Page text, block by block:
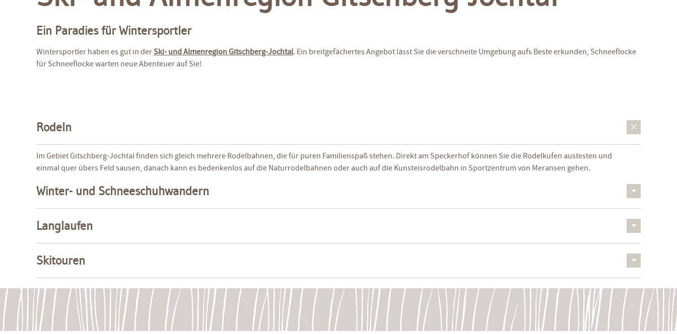
Ein Paradies für Wintersportler
Wintersportler haben es gut in derSki- und Almenregion Gitschberg-Jochtal. Ein breitgefächertes Angebot lässt Sie die verschneite Umgebung aufs Beste erkunden, Schneeflocke
für Schneeflocke warten neue Abenteuer auf Sie!
Rodeln
Im Gebiet Gitschberg-Jochtal finden sich gleich mehrere Rodelbahnen, die für puren Familienspaß stehen. Direkt am Speckerhof können Sie die Rodelkufen austesten und
einmal quer übers Feld sausen, danach kann es bedenkenlos auf die Naturrodelbahnen oder auch auf die Kunsteisrodelbahn in Sportzentrum von Meransen gehen.
Winter- und Schneeschuhwandern
Langlaufen
Skitouren